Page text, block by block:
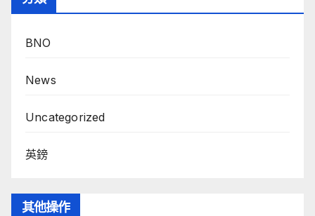
BNO
News
Uncategorized
英鎊
其他操作